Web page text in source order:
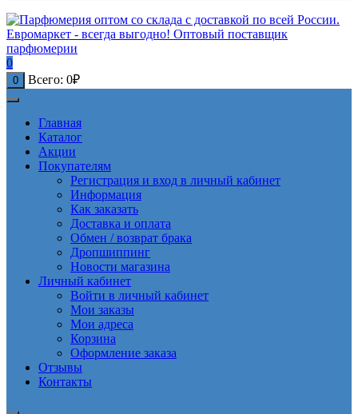
0
0 Всего: 0₽
Главная
Каталог
Акции
Покупателям
Регистрация и вход в личный кабинет
Информация
Как заказать
Доставка и оплата
Обмен / возврат брака
Дропшиппинг
Новости магазина
Личный кабинет
Войти в личный кабинет
Мои заказы
Мои адреса
Корзина
Оформление заказа
Отзывы
Контакты